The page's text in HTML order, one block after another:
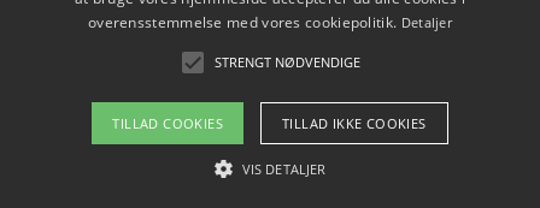
Om / kontakt
Blog Betingelser
overensstemmelse med vores cookiepolitik. Detaljer
STRENGT NØDVENDIGE
TILLAD COOKIES TILLAD IKKE COOKIES
VIS DETALJER